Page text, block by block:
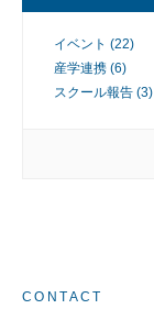
援
再
生・
イベント (22)
産学連携 (6)
スクール報告 (3)
CONTACT